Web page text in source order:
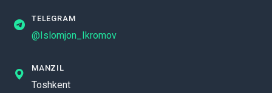
TELEGRAM
@Islomjon_Ikromov
MANZIL
Toshkent